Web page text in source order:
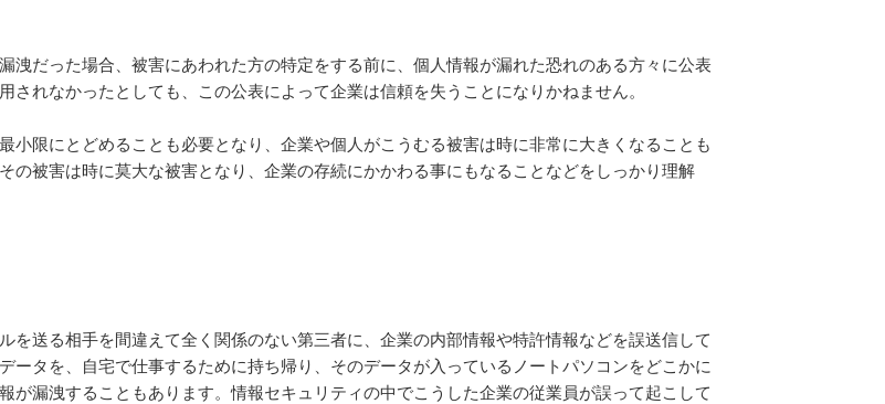
洩だった場合、被害にあわれた方の特定をする前に、個人情報が漏れた恐れのある方々に公表
れなかったとしても、この公表によって企業は信頼を失うことになりかねません。
小限にとどめることも必要となり、企業や個人がこうむる被害は時に非常に大きくなることも
の被害は時に莫大な被害となり、企業の存続にかかわる事にもなることなどをしっかり理解
を送る相手を間違えて全く関係のない第三者に、企業の内部情報や特許情報などを誤送信して
ータを、自宅で仕事するために持ち帰り、そのデータが入っているノートパソコンをどこかに
が漏洩することもあります。情報セキュリティの中でこうした企業の従業員が誤って起こして